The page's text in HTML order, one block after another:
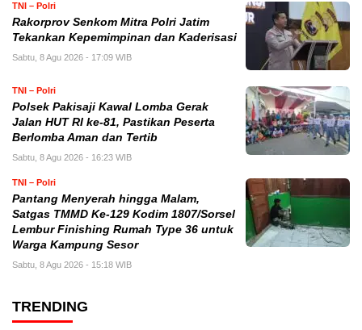
TNI – Polri
Rakorprov Senkom Mitra Polri Jatim
Tekankan Kepemimpinan dan Kaderisasi
Sabtu, 8 Agu 2026 - 17:09 WIB
TNI – Polri
Polsek Pakisaji Kawal Lomba Gerak
Jalan HUT RI ke-81, Pastikan Peserta
Berlomba Aman dan Tertib
Sabtu, 8 Agu 2026 - 16:23 WIB
TNI – Polri
Pantang Menyerah hingga Malam,
Satgas TMMD Ke-129 Kodim 1807/Sorsel
Lembur Finishing Rumah Type 36 untuk
Warga Kampung Sesor
Sabtu, 8 Agu 2026 - 15:18 WIB
TRENDING